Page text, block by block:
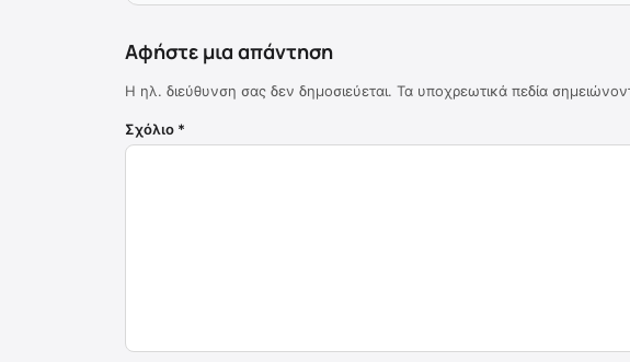
Αφήστε μια απάντηση
Η ηλ. διεύθυνση σας δεν δημοσιεύεται. Τα υποχρεωτικά πεδία
Σχόλιο *